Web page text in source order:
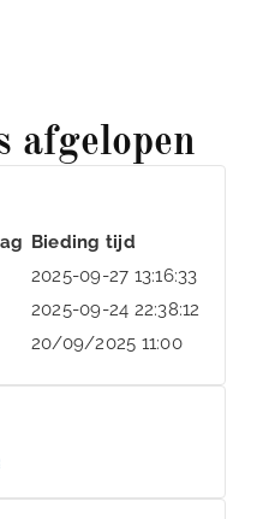
afgelopen
Bieding tijd
2025-09-27 13:16:33
2025-09-24 22:38:12
20/09/2025 11:00